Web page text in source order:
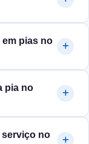
pias no
pia no
serviço no